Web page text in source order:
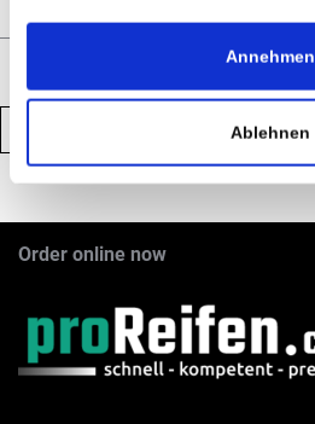
Annehmen
Ablehnen
Order online now